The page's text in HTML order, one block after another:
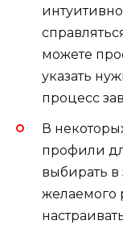
можете
указать
процесс
В
профили
выбирать в
желаемого